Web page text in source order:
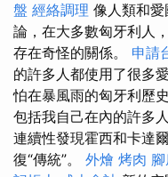
盤 經絡調理 像人類和
論，在大多數匈牙利人
存在奇怪的關係。 申請
的許多人都使用了很多
怕在暴風雨的匈牙利歷
包括我自己在內的許多
連續性發現霍西和卡達
復“傳統”。 外燴 烤肉